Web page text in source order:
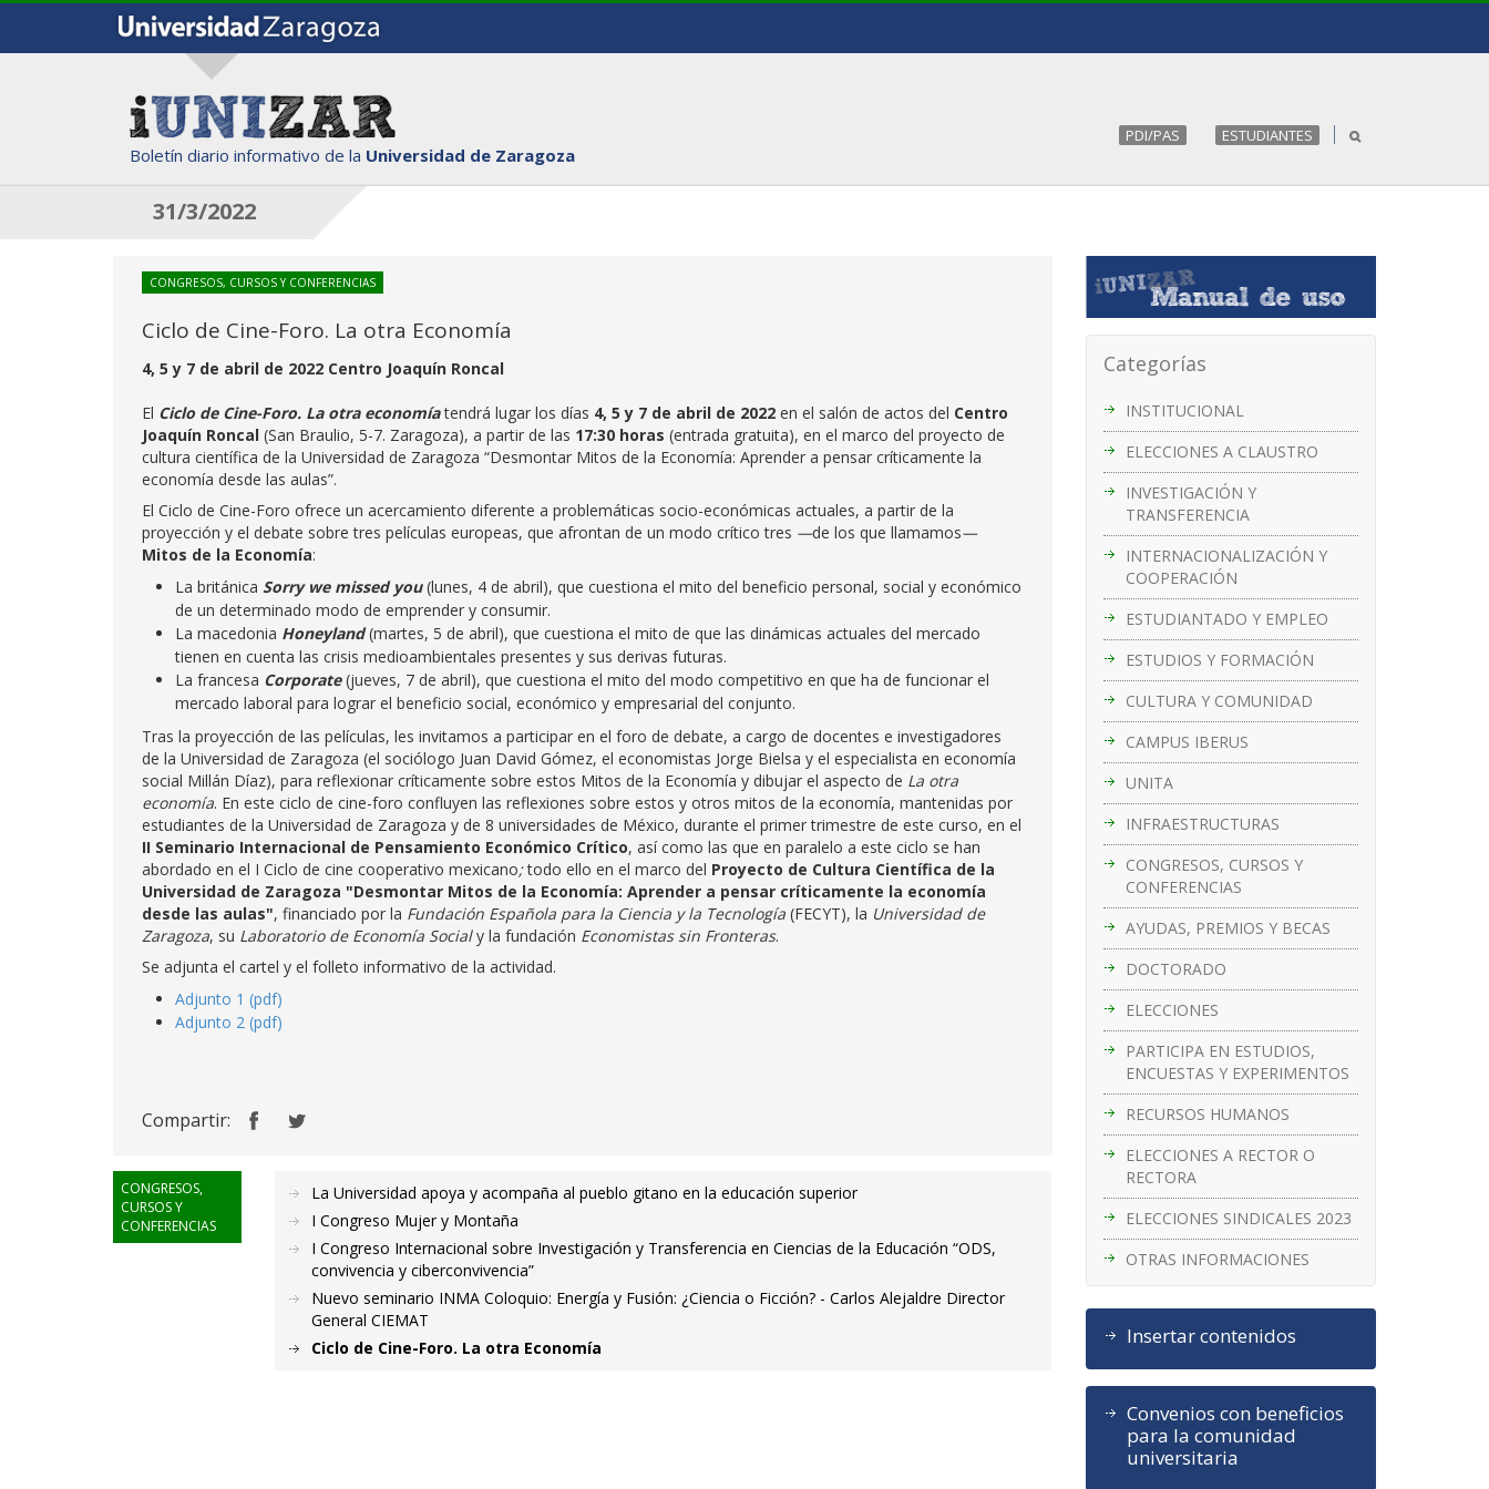
Boletín diario informativo de la Universidad de Zaragoza
PDI/PAS ESTUDIANTES
31/3/2022
Categorías
INSTITUCIONAL
ELECCIONES A CLAUSTRO
INVESTIGACIÓN Y
TRANSFERENCIA
INTERNACIONALIZACIÓN Y
COOPERACIÓN
ESTUDIANTADO Y EMPLEO
ESTUDIOS Y FORMACIÓN
CULTURA Y COMUNIDAD
CAMPUS IBERUS
UNITA
INFRAESTRUCTURAS
CONGRESOS, CURSOS Y
CONFERENCIAS
AYUDAS, PREMIOS Y BECAS
DOCTORADO
ELECCIONES
PARTICIPA EN ESTUDIOS,
ENCUESTAS Y EXPERIMENTOS
RECURSOS HUMANOS
ELECCIONES A RECTOR O
RECTORA
ELECCIONES SINDICALES 2023
OTRAS INFORMACIONES
Insertar contenidos
Convenios con beneficios
para la comunidad
universitaria
CONGRESOS, CURSOS Y CONFERENCIAS
Ciclo de Cine-Foro. La otra Economía
4, 5 y 7 de abril de 2022 Centro Joaquín Roncal
El Ciclo de Cine-Foro. La otra economíatendrá lugar los días 4, 5 y 7 de abril de 2022 en el salón de actos del Centro
Joaquín Roncal (San Braulio, 5-7. Zaragoza), a partir de las 17:30 horas (entrada gratuita), en el marco del proyecto de
cultura científica de la Universidad de Zaragoza “Desmontar Mitos de la Economía: Aprender a pensar críticamente la
economía desde las aulas”.
El Ciclo de Cine-Foro ofrece un acercamiento diferente a problemáticas socio-económicas actuales, a partir de la
proyección y el debate sobre tres películas europeas, que afrontan de un modo crítico tres —de los que llamamos—
Mitos de la Economía:
La británica Sorry we missed you(lunes, 4 de abril), que cuestiona el mito del beneficio personal, social y económico
de un determinado modo de emprender y consumir.
La macedonia Honeyland(martes, 5 de abril), que cuestiona el mito de que las dinámicas actuales del mercado
tienen en cuenta las crisis medioambientales presentes y sus derivas futuras.
La francesa Corporate(jueves, 7 de abril), que cuestiona el mito del modo competitivo en que ha de funcionar el
mercado laboral para lograr el beneficio social, económico y empresarial del conjunto.
Tras la proyección de las películas, les invitamos a participar en el foro de debate, a cargo de docentes e investigadores
de la Universidad de Zaragoza (el sociólogo Juan David Gómez, el economistas Jorge Bielsa y el especialista en economía
social Millán Díaz), para reflexionar críticamente sobre estos Mitos de la Economía y dibujar el aspecto de La otra
economía. En este ciclo de cine-foro confluyen las reflexiones sobre estos y otros mitos de la economía, mantenidas por
estudiantes de la Universidad de Zaragoza y de 8 universidades de México, durante el primer trimestre de este curso, en el
II Seminario Internacional de Pensamiento Económico Crítico, así como las que en paralelo a este ciclo se han
abordado en el I Ciclo de cine cooperativo mexicano;todo ello en el marco del Proyecto de Cultura Científica de la
Universidad de Zaragoza "Desmontar Mitos de la Economía: Aprender a pensar críticamente la economía
desde las aulas", financiado por la Fundación Española para la Ciencia y la Tecnología (FECYT), la Universidad de
Zaragoza, su Laboratorio de Economía Socialy la fundación Economistas sin Fronteras.
Se adjunta el cartel y el folleto informativo de la actividad.
Adjunto 1 (pdf)
Adjunto 2 (pdf)
Compartir:
CONGRESOS,
CURSOS Y
CONFERENCIAS
La Universidad apoya y acompaña al pueblo gitano en la educación superior
I Congreso Mujer y Montaña
I Congreso Internacional sobre Investigación y Transferencia en Ciencias de la Educación “ODS,
convivencia y ciberconvivencia”
Nuevo seminario INMA Coloquio: Energía y Fusión: ¿Ciencia o Ficción? - Carlos Alejaldre Director
General CIEMAT
Ciclo de Cine-Foro. La otra Economía